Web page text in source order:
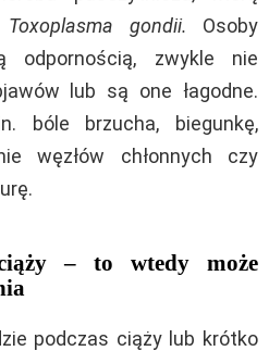
Toxoplasma gondii. Osoby
odpornością, zwykle nie
lub są one łagodne.
bóle brzucha, biegunkę,
węzłów chłonnych czy
– to wtedy może
podczas ciąży lub krótko